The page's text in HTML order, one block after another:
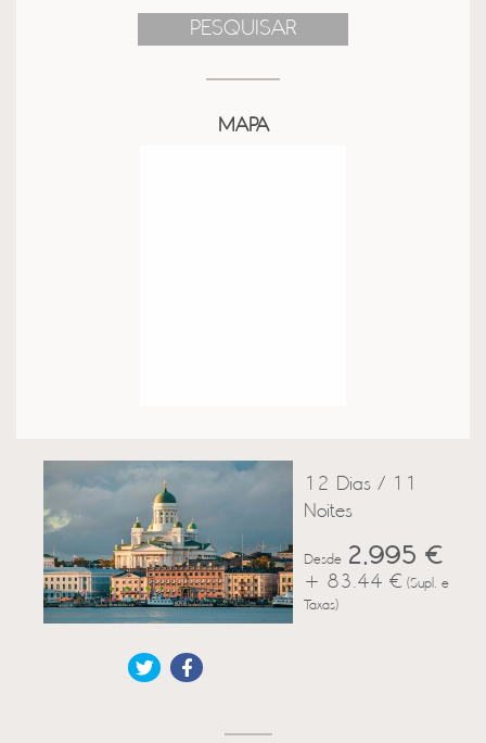
PESQUISAR
MAPA
12 Dias / 11
Noites
Desde 2,995 €
+ 83.44 € (Supl. e
Taxas)